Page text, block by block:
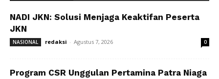
NADI JKN: Solusi Menjaga Keaktifan Peserta
JKN
NASIONAL redaksi - Agustus 7, 2026 0
Program CSR Unggulan Pertamina Patra Niaga